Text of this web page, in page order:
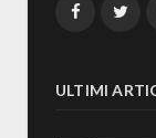
Facebook
ULTIMI